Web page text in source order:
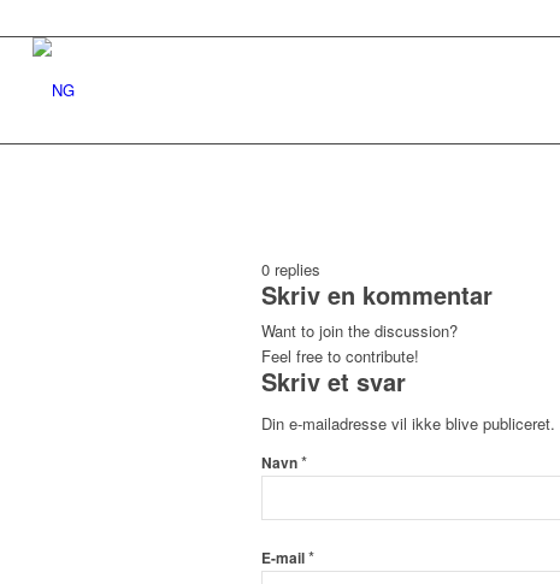
0 replies
Skriv en kommentar
Want to join the discussion?
Feel free to contribute!
Skriv et svar
Din e-mailadresse vil ikke blive publiceret.
Navn*
E-mail*